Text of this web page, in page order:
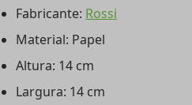
Fabricante: Rossi
Material: Papel
Altura: 14 cm
Largura: 14 cm